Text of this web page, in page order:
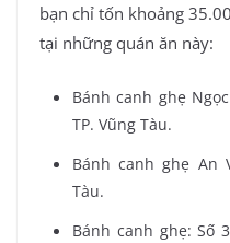
bạn chỉ tốn khoảng
tại những quán ăn này:
Bánh canh ghẹ
TP. Vũng Tàu.
Bánh canh ghẹ An
Tàu.
Bánh canh ghẹ: Số